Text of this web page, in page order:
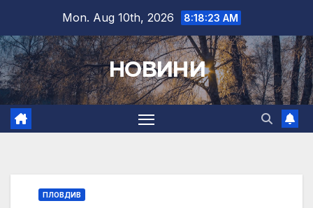
content
Mon. Aug 10th, 2026 8:18:24 AM
НОВИНИ
ПЛОВДИВ